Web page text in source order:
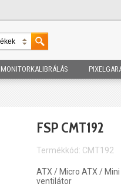
MONITORKALIBRÁLÁS
FSP CMT192
Termékkód: CMT192
ATX / Micro ATX /
ventilátor